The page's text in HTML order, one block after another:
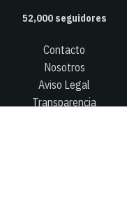
52,000seguidores
Contacto
Nosotros
Aviso Legal
Transparencia